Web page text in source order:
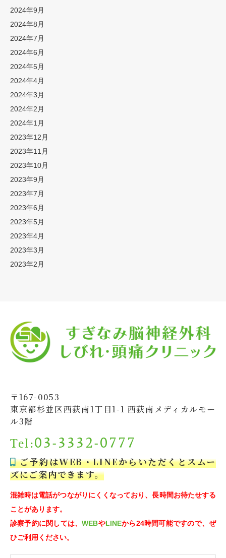
2024年9月
2024年8月
2024年7月
2024年6月
2024年5月
2024年4月
2024年3月
2024年2月
2024年1月
2023年12月
2023年11月
2023年10月
2023年9月
2023年7月
2023年6月
2023年5月
2023年4月
2023年3月
2023年2月
〒167-0053
東京都杉並区西荻南1丁目1-1 西荻南メディカルモー
ル3階
Tel:03-3332-0777
ご予約はWEB・LINEからいただくとスムー
ズにご案内できます。
混雑時は電話がつながりにくくなっており、長時間お待たせする
ことがあります。
診察予約に関しては、WEBやLINEから24時間可能ですので、ぜ
ひご利用ください。